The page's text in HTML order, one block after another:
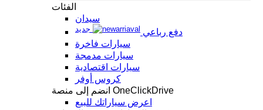
الفئات
سيدان
دفع رباعي
جديد
سيارات فاخرة
سيارات مدمجة
سيارات اقتصادية
كروس أوفر
انضم إلى منصة OneClickDrive
اعرض سياراتك للبيع